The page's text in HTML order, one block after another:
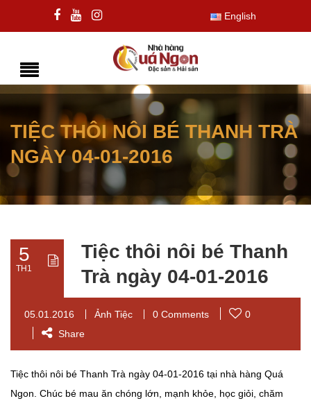
English
TIỆC THÔI NÔI BÉ THANH TRÀ
NGÀY 04-01-2016
5
TH1
Tiệc thôi nôi bé Thanh
Trà ngày 04-01-2016
05.01.2016 Ảnh Tiệc 0 Comments
0
Share
Tiệc thôi nôi bé Thanh Trà ngày 04-01-2016 tại nhà hàng Quá
Ngon. Chúc bé mau ăn chóng lớn, mạnh khỏe, học giỏi, chăm